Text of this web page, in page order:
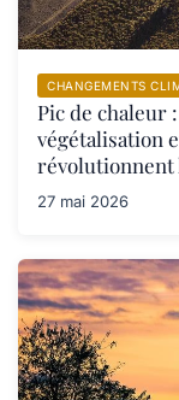
CHANGEMENTS
Pic de chaleur
végétalisation
révolutionnent
27 mai 2026